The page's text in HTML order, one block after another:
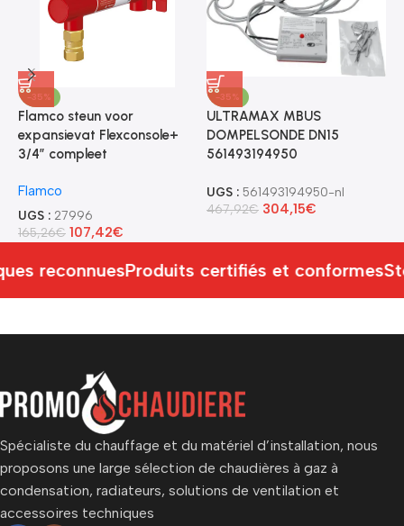
-35%
Flamco steun voor
expansievat Flexconsole+
3/4″ compleet
Flamco
UGS : 27996
165,26€ 107,42€
-35%
ULTRAMAX MBUS
DOMPELSONDE DN15
561493194950
UGS : 561493194950-nl
467,92€ 304,15€
reconnuesProduits certifiés et conformes
Spécialiste du chauffage et du matériel d’installation, nous
proposons une large sélection de chaudières à gaz à
condensation, radiateurs, solutions de ventilation et
accessoires techniques